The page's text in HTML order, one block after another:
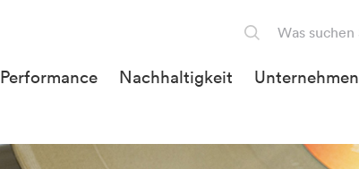
Performance Nachhaltigkeit Unternehmen